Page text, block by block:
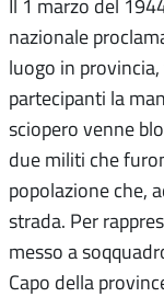
Il 1 marzo del
nazionale
luogo in
partecipanti la
sciopero venne
due militi che
popolazione che,
strada. Per
messo a
Capo della